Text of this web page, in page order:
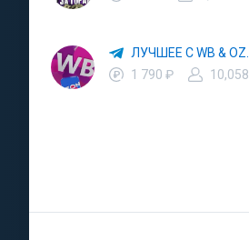
1 790 ₽
10,058